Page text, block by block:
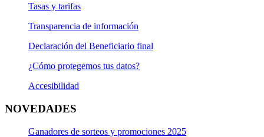
Tasas y tarifas
Transparencia de información
Declaración del Beneficiario final
¿Cómo protegemos tus datos?
Accesibilidad
NOVEDADES
Ganadores de sorteos y promociones 2025